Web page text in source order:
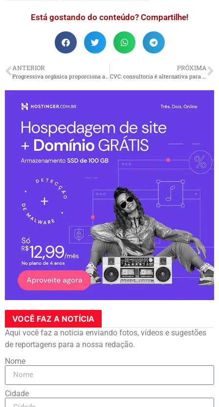
Está gostando do conteúdo? Compartilhe!
ANTERIOR PRÓXIMA
VOCÊ FAZ A NOTÍCIA
Aqui você faz a notícia enviando fotos, vídeos e sugestões
de reportagens para a nossa redação.
Nome
Cidade